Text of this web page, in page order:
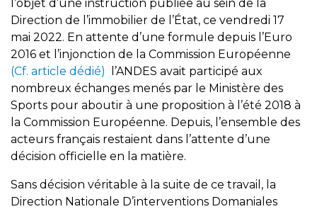
l’objet d’une instruction publiée au sein de la
Direction de l’immobilier de l’État, ce vendredi 17
mai 2022. En attente d’une formule depuis l’Euro
2016 et l’injonction de la Commission Européenne
(Cf. article dédié)
l’ANDES avait participé aux
nombreux échanges menés par le Ministère des
Sports pour aboutir à une proposition à l’été 2018 à
la Commission Européenne. Depuis, l’ensemble des
acteurs français restaient dans l’attente d’une
décision officielle en la matière.
Sans décision véritable à la suite de ce travail, la
Direction Nationale D’interventions Domaniales